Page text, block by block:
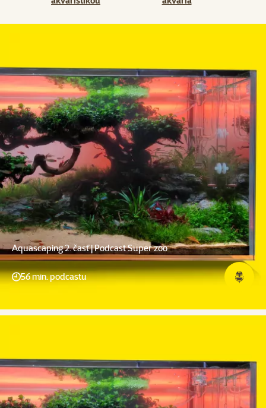
Aquascaping 2. časť | Podcast Super zoo
56 min. podcastu